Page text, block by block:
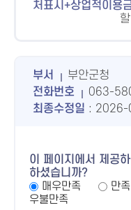
처표시+상업적이용
부서
부안군청
전화번호
063-
최종수정일 : 2026-
이 페이지에서 제공
하셨습니까?
매우만족
만족
우불만족